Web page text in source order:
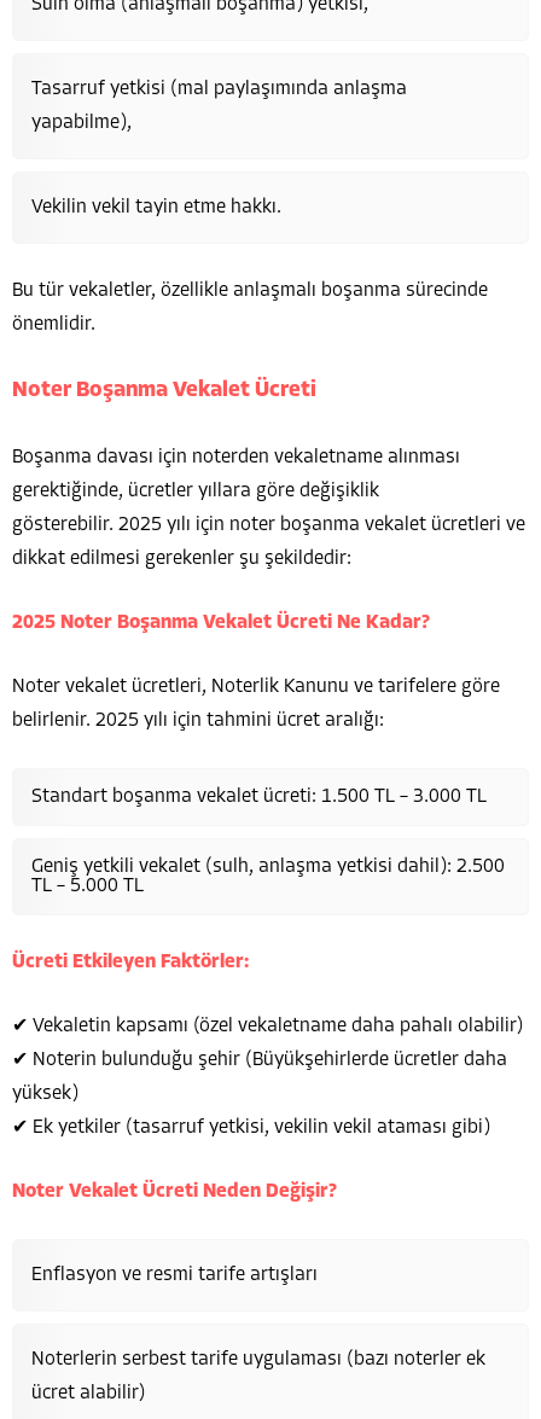
Sulh olma (anlaşmalı boşanma) yetkisi,
Tasarruf yetkisi (mal paylaşımında anlaşma
yapabilme),
Vekilin vekil tayin etme hakkı.
Bu tür vekaletler, özellikle anlaşmalı boşanma sürecinde
önemlidir.
Noter Boşanma Vekalet Ücreti
Boşanma davası için noterden vekaletname alınması
gerektiğinde, ücretler yıllara göre değişiklik
gösterebilir. 2025 yılı için noter boşanma vekalet ücretleri ve
dikkat edilmesi gerekenler şu şekildedir:
2025 Noter Boşanma Vekalet Ücreti Ne Kadar?
Noter vekalet ücretleri, Noterlik Kanunu ve tarifelere göre
belirlenir. 2025 yılı için tahmini ücret aralığı:
Standart boşanma vekalet ücreti: 1.500 TL – 3.000 TL
Geniş yetkili vekalet (sulh, anlaşma yetkisi dahil): 2.500
TL – 5.000 TL
Ücreti Etkileyen Faktörler:
✔ Vekaletin kapsamı (özel vekaletname daha pahalı olabilir)
✔ Noterin bulunduğu şehir (Büyükşehirlerde ücretler daha
yüksek)
✔ Ek yetkiler (tasarruf yetkisi, vekilin vekil ataması gibi)
Noter Vekalet Ücreti Neden Değişir?
Enflasyon ve resmi tarife artışları
Noterlerin serbest tarife uygulaması (bazı noterler ek
ücret alabilir)